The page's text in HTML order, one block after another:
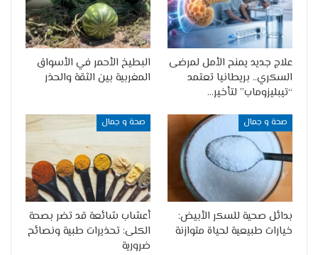
علاج جديد يمنح الأمل لمرضى
السكري.. بريطانيا تعتمد
“تيبليزوماب” لتأخير…
البطيخ الأحمر في الأسواق
المغربية بين الثقة والحذر
صحة و جمال
بدائل صحية للسكر الأبيض:
خيارات طبيعية لحياة متوازنة
صحة و جمال
أعشاب شائعة قد تضر بصحة
الكلى: تحذيرات طبية ونصائح
ضرورية